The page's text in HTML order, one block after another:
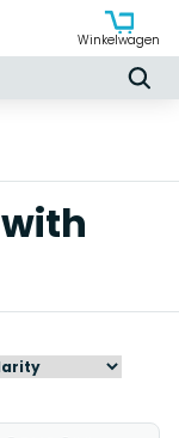
Winkelwagen